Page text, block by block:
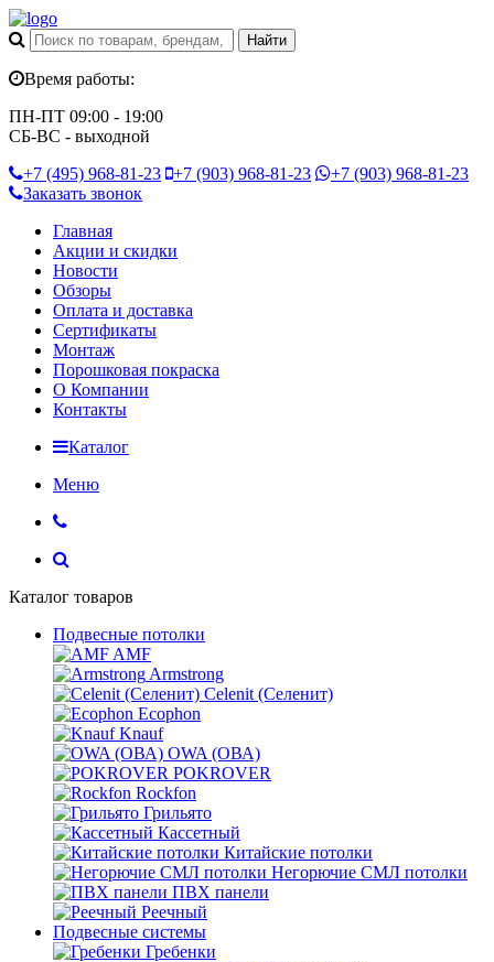
Время работы:
ПН-ПТ 09:00 - 19:00
СБ-ВС - выходной
+7 (495) 968-81-23 +7 (903) 968-81-23 +7 (903) 968-81-23
Заказать звонок
Главная
Акции и скидки
Новости
Обзоры
Оплата и доставка
Сертификаты
Монтаж
Порошковая покраска
О Компании
Контакты
Каталог
Меню
Каталог товаров
Подвесные потолки
AMF
Armstrong
Celenit (Селенит)
Ecophon
Knauf
OWA (ОВА)
POKROVER
Rockfon
Грильято
Кассетный
Китайские потолки
Негорючие СМЛ потолки
ПВХ панели
Реечный
Подвесные системы
Гребенки